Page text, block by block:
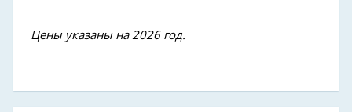
Цены указаны на 2026 год.